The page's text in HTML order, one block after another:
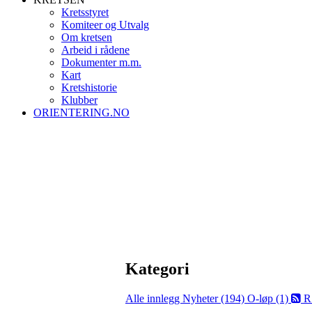
Kretsstyret
Komiteer og Utvalg
Om kretsen
Arbeid i rådene
Dokumenter m.m.
Kart
Kretshistorie
Klubber
ORIENTERING.NO
Kategori
Alle innlegg Nyheter (194) O-løp (1)